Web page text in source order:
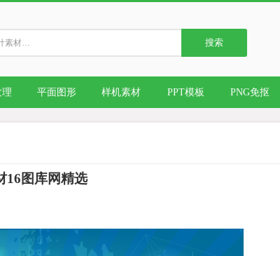
搜索
平面图形 样机素材 PPT模板 PNG免抠
16图库网精选